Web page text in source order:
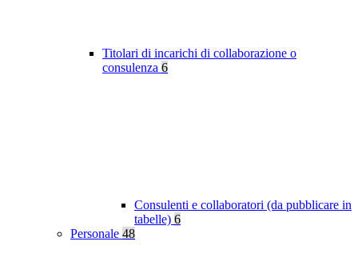
Titolari di incarichi di collaborazione o
consulenza 6
Consulenti e collaboratori (da pubblicare in
tabelle) 6
Personale 48